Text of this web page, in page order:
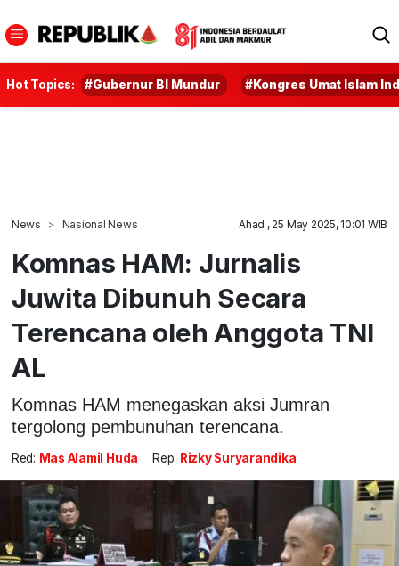
Hot Topics: #Gubernur BI Mundur #Kongres Umat Islam
News Nasional News Ahad , 25 May 2025, 10:01 WIB
Komnas HAM: Jurnalis
Juwita Dibunuh Secara
Terencana oleh Anggota TNI
AL
Komnas HAM menegaskan aksi Jumran
tergolong pembunuhan terencana.
Red: Mas Alamil Huda Rep: Rizky Suryarandika